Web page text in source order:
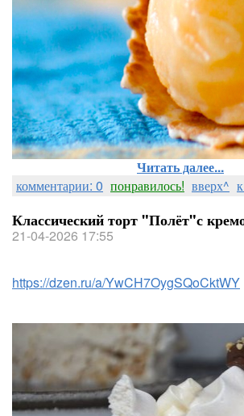
Читать далее...
комментарии: 0 понравилось! вверх^
Классический торт "Полёт"с
21-04-2026 17:55
https://dzen.ru/a/YwCH7OygSQoCktWY